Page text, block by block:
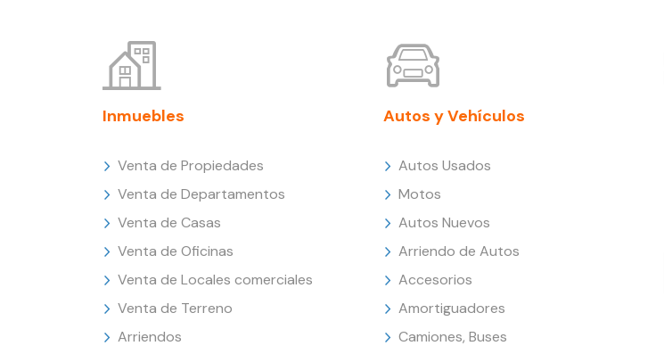
Inmuebles
Venta de Propiedades
Venta de Departamentos
Venta de Casas
Venta de Oficinas
Venta de Locales comerciales
Venta de Terreno
Arriendos
Autos y Vehículos
Autos Usados
Motos
Autos Nuevos
Arriendo de Autos
Accesorios
Amortiguadores
Camiones, Buses